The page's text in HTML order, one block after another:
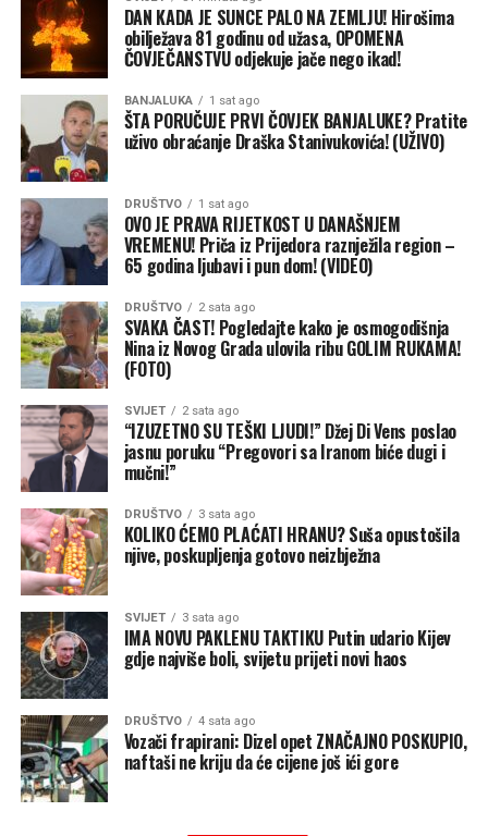
On je dodao da ostaje posvećen direktnom kontaktu sa
sugrađanima, jer je to jedini ispravan put za dalji razvoj i
napredak grada.
„Nastavljamo da radimo, razgovaramo sa ljudima i
budemo prisutni tamo gdje je to najpotrebnije. Samo
tako možemo donositi odluke koje će Banjaluku voditi
naprijed i opravdati povjerenje koje su nam građani
ukazali“, zaključio je Drinić.
DAN KADA JE SUNCE PALO NA ZEMLJU! Hirošima
obilježava 81 godinu od užasa, OPOMENA
ČOVJEČANSTVU odjekuje jače nego ikad!
BANJALUKA 1 sat ago
ŠTA PORUČUJE PRVI ČOVJEK BANJALUKE? Pratite
uživo obraćanje Draška Stanivukovića! (UŽIVO)
DRUŠTVO 1 sat ago
OVO JE PRAVA RIJETKOST U DANAŠNJEM
VREMENU! Priča iz Prijedora raznježila region –
65 godina ljubavi i pun dom! (VIDEO)
DRUŠTVO 2 sata ago
SVAKA ČAST! Pogledajte kako je osmogodišnja
Nina iz Novog Grada ulovila ribu GOLIM RUKAMA!
(FOTO)
SVIJET 2 sata ago
“IZUZETNO SU TEŠKI LJUDI!” Džej Di Vens poslao
jasnu poruku “Pregovori sa Iranom biće dugi i
mučni!”
DRUŠTVO 3 sata ago
KOLIKO ĆEMO PLAĆATI HRANU? Suša opustošila
njive, poskupljenja gotovo neizbježna
SVIJET 3 sata ago
IMA NOVU PAKLENU TAKTIKU Putin udario Kijev
gdje najviše boli, svijetu prijeti novi haos
DRUŠTVO 4 sata ago
Vozači frapirani: Dizel opet ZNAČAJNO POSKUPIO,
naftaši ne kriju da će cijene još ići gore